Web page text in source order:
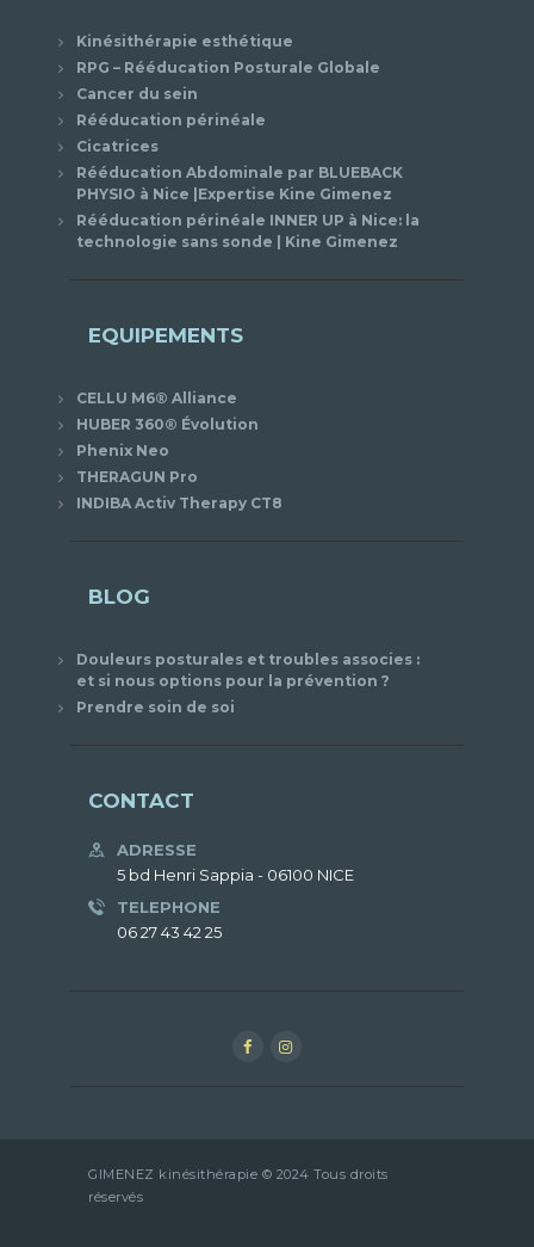
Kinésithérapie esthétique
RPG – Rééducation Posturale Globale
Cancer du sein
Rééducation périnéale
Cicatrices
Rééducation Abdominale par BLUEBACK
PHYSIO à Nice |Expertise Kine Gimenez
Rééducation périnéale INNER UP à Nice: la
technologie sans sonde | Kine Gimenez
EQUIPEMENTS
CELLU M6® Alliance
HUBER 360® Évolution
Phenix Neo
THERAGUN Pro
INDIBA Activ Therapy CT8
BLOG
Douleurs posturales et troubles associes :
et si nous options pour la prévention ?
Prendre soin de soi
CONTACT
ADRESSE
5 bd Henri Sappia - 06100 NICE
TELEPHONE
06 27 43 42 25
GIMENEZ kinésithérapie © 2024 Tous droits
réservés